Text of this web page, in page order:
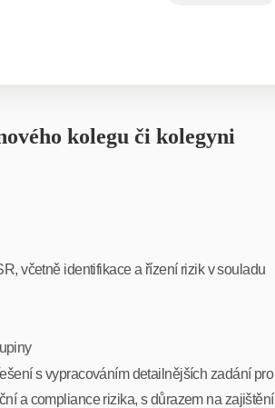
kolegu či kolegyni
včetně identifikace a řízení rizik v souladu
s vypracováním detailnějších zadání pro
a compliance rizika, s důrazem na zajištění